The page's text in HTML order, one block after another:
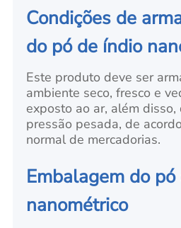
Condições de
do pó de índio
Este produto deve ser
ambiente seco, fresco e
exposto ao ar, além disso,
pressão pesada, de
normal de mercadorias.
Embalagem do
nanométrico